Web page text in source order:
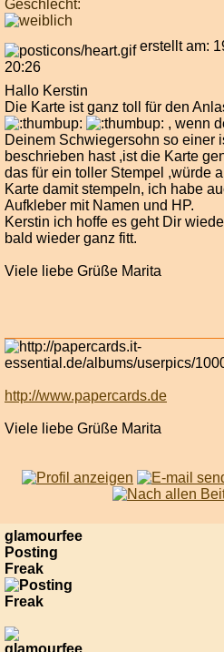
Geschlecht:
erstellt am:
20:26
Hallo Kerstin
Die Karte ist ganz toll für den
, wenn
Deinem Schwiegersohn so einer
beschrieben hast ,ist die Karte
das für ein toller Stempel ,würde
Karte damit stempeln, ich habe
Aufkleber mit Namen und HP.
Kerstin ich hoffe es geht Dir
bald wieder ganz fitt.
Viele liebe Grüße Marita
http://www.papercards.de
Viele liebe Grüße Marita
glamourfee
Posting
Freak